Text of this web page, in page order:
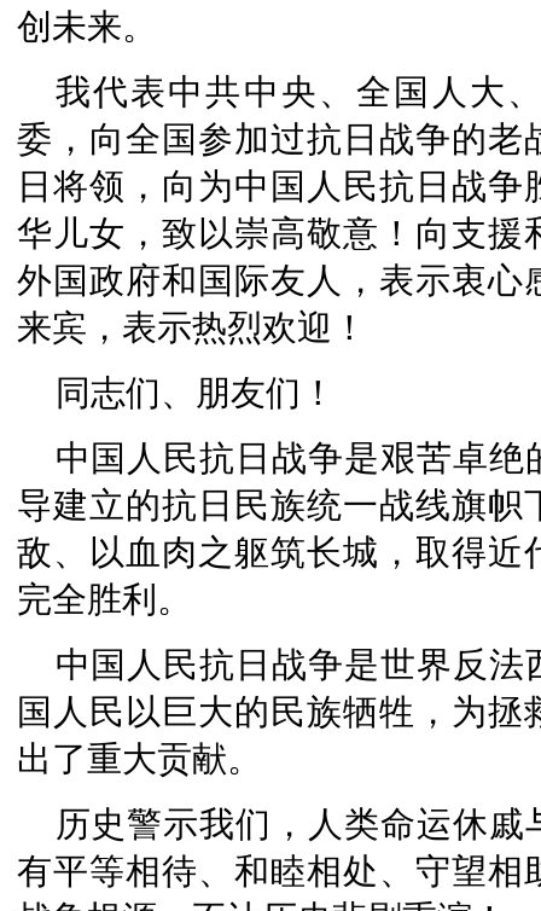
创未来。
我代表中共中央、全国人大
委，向全国参加过抗日战争的
日将领，向为中国人民抗日战
华儿女，致以崇高敬意！向支
外国政府和国际友人，表示衷
来宾，表示热烈欢迎！
同志们、朋友们！
中国人民抗日战争是艰苦卓
导建立的抗日民族统一战线旗
敌、以血肉之躯筑长城，取得
完全胜利。
中国人民抗日战争是世界反
国人民以巨大的民族牺牲，为
出了重大贡献。
历史警示我们，人类命运休
有平等相待、和睦相处、守望